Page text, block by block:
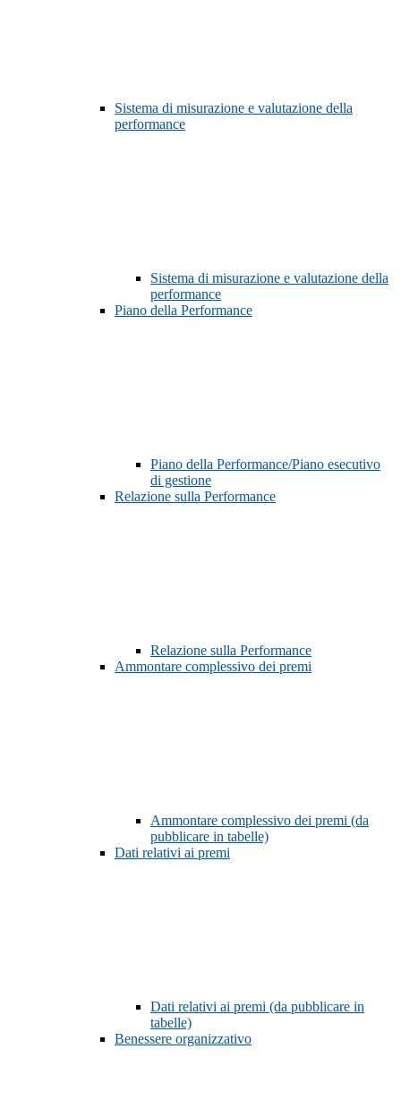
Sistema di misurazione e valutazione della
performance
Sistema di misurazione e valutazione della
performance
Piano della Performance
Piano della Performance/Piano esecutivo
di gestione
Relazione sulla Performance
Relazione sulla Performance
Ammontare complessivo dei premi
Ammontare complessivo dei premi (da
pubblicare in tabelle)
Dati relativi ai premi
Dati relativi ai premi (da pubblicare in
tabelle)
Benessere organizzativo